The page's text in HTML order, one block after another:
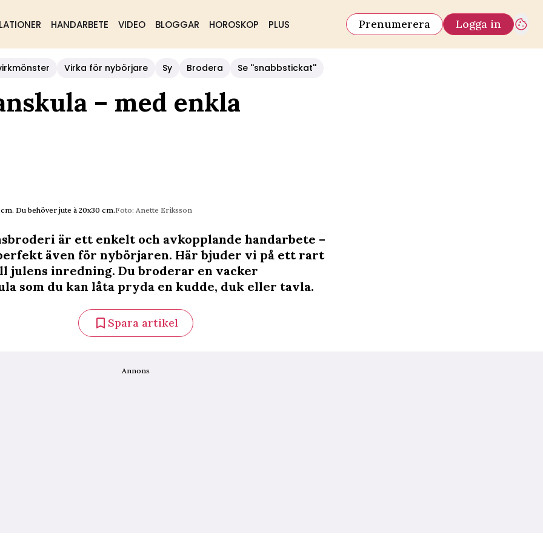
HANDARBETE VIDEO BLOGGAR HOROSKOP PLUS Prenumerera Logga in
Virka för nybörjare Sy Brodera Se ''snabbstickat''
– med enkla
Du behöver jute à 20x30 cm.Foto: Anette Eriksson
är ett enkelt och avkopplande handarbete –
även för nybörjaren. Här bjuder vi på ett rart
julens inredning. Du broderar en vacker
som du kan låta pryda en kudde, duk eller tavla.
Spara artikel
Annons